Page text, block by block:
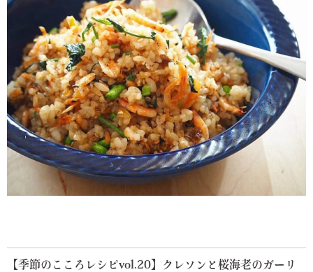
公式ブログ
お問合せ
【季節のこころレシピvol.20】クレソンと桜海老のガーリ